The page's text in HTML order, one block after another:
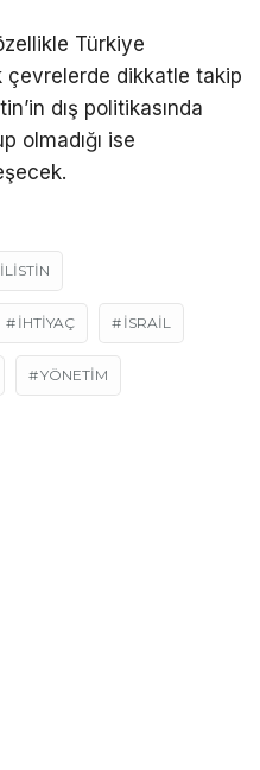
Türkiye
çevrelerde dikkatle takip
dış politikasında
olmadığı ise
İHTIYAÇ ISRAIL
YÖNETİM